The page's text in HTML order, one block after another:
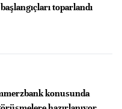
toparlandı
konusunda